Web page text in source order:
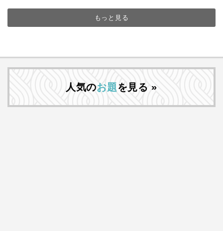
もっと見る
人気のお題を見る »